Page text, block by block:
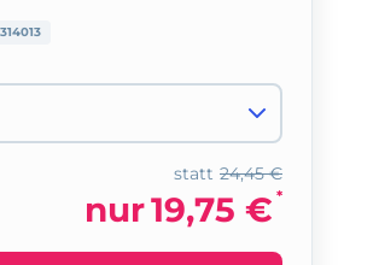
24,45 €
statt
nur19,75 € *